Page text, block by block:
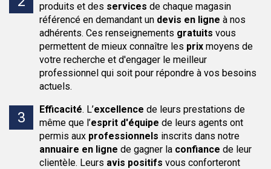
produits et des services de chaque magasin
référencé en demandant un devis en ligne à nos
adhérents. Ces renseignements gratuits vous
permettent de mieux connaître les prix moyens de
votre recherche et d'engager le meilleur
professionnel qui soit pour répondre à vos besoins
actuels.
Efficacité. L’excellence de leurs prestations de
même que l’esprit d'équipe de leurs agents ont
permis aux professionnels inscrits dans notre
annuaire en ligne de gagner la confiance de leur
clientèle. Leurs avis positifs vous conforteront